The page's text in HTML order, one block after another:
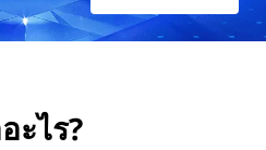
ะไร?